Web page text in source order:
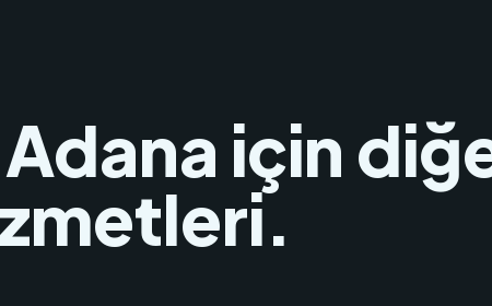
için